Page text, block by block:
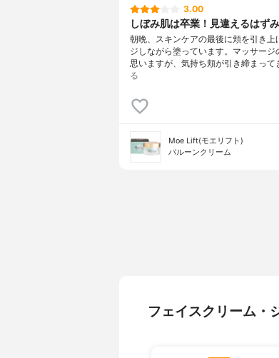
3.00
しぼみ肌は卒業！見違えるはず
朝晩、スキンケアの最後に頬を引き上
ジしながら塗っています。マッサージ
思いますが、気持ち頬が引き締まっ
る
Moe Lift(モエリフト)
バルーンクリーム
フェイスクリーム・